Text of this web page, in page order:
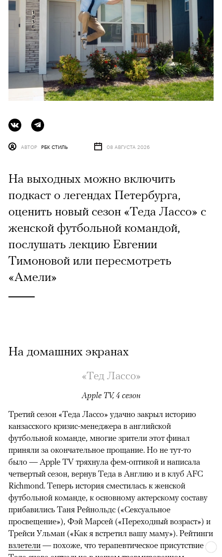
АВТОР РБК СТИЛЬ 08 АВГУСТА 2026
На выходных можно включить
подкаст о легендах Петербурга,
оценить новый сезон «Теда Лассо» с
женской футбольной командой,
послушать лекцию Евгении
Тимоновой или пересмотреть
«Амели»
На домашних экранах
«Тед Лассо»
Apple TV, 4 сезон
00:00 / 00:00
Третий сезон «Теда Лассо» удачно закрыл историю
канзасского кризис-менеджера в английской
футбольной команде, многие зрители этот финал
приняли за окончательное прощание. Но не тут-то
было — Apple TV тряхнула фем-оптикой и написала
четвертый сезон, вернув Теда в Англию и в клуб AFC
Richmond. Теперь история сместилась к женской
футбольной команде, к основному актерскому составу
прибавились Таня Рейнольдс («Сексуальное
просвещение»), Фэй Марсей («Переходный возраст») и
Трейси Ульман («Как я встретил вашу маму»). Рейтинги
взлетели — похоже, что терапевтическое присутствие